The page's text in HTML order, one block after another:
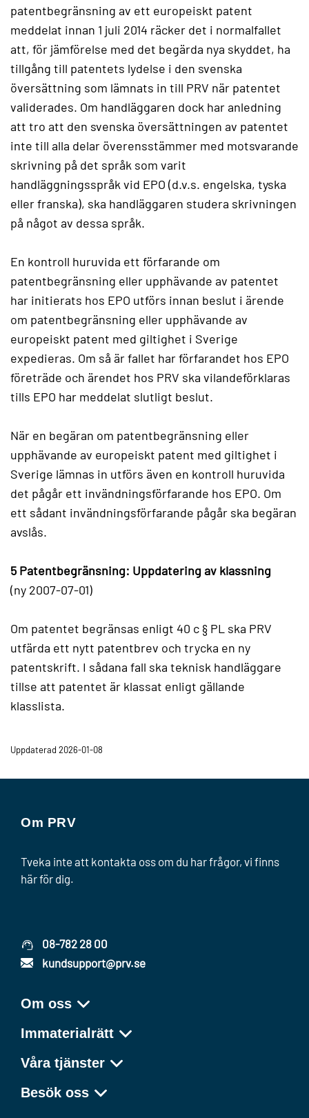
patentbegränsning av ett europeiskt patent
meddelat innan 1 juli 2014 räcker det i normalfallet
att, för jämförelse med det begärda nya skyddet, ha
tillgång till patentets lydelse i den svenska
översättning som lämnats in till PRV när patentet
validerades. Om handläggaren dock har anledning
att tro att den svenska översättningen av patentet
inte till alla delar överensstämmer med motsvarande
skrivning på det språk som varit
handläggningsspråk vid EPO (d.v.s. engelska, tyska
eller franska), ska handläggaren studera skrivningen
på något av dessa språk.
En kontroll huruvida ett förfarande om
patentbegränsning eller upphävande av patentet
har initierats hos EPO utförs innan beslut i ärende
om patentbegränsning eller upphävande av
europeiskt patent med giltighet i Sverige
expedieras. Om så är fallet har förfarandet hos EPO
företräde och ärendet hos PRV ska vilandeförklaras
tills EPO har meddelat slutligt beslut.
När en begäran om patentbegränsning eller
upphävande av europeiskt patent med giltighet i
Sverige lämnas in utförs även en kontroll huruvida
det pågår ett invändningsförfarande hos EPO. Om
ett sådant invändningsförfarande pågår ska begäran
avslås.
5 Patentbegränsning: Uppdatering av klassning
(ny 2007-07-01)
Om patentet begränsas enligt 40 c § PL ska PRV
utfärda ett nytt patentbrev och trycka en ny
patentskrift. I sådana fall ska teknisk handläggare
tillse att patentet är klassat enligt gällande
klasslista.
Uppdaterad 2026-01-08
Om PRV
Tveka inte att kontakta oss om du har frågor, vi finns
här för dig.
08-782 28 00
kundsupport@prv.se
Om oss
Immaterialrätt
Våra tjänster
Besök oss